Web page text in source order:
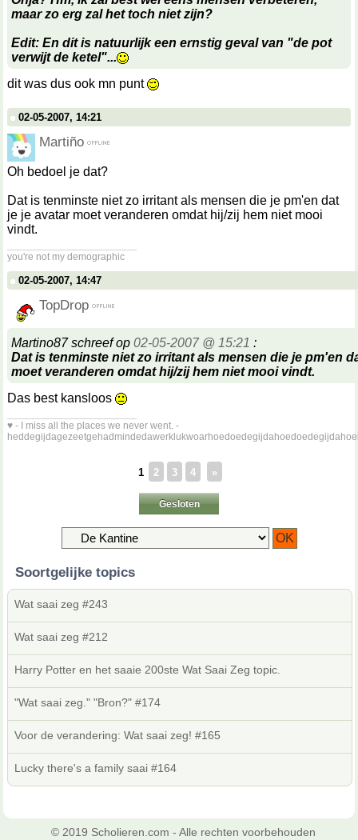
maar zo erg zal het toch niet zijn?
Edit: En dit is natuurlijk een ernstig geval van "de pot
verwijt de ketel"...
dit was dus ook mn punt
02-05-2007, 14:21
Martiño
Oh bedoel je dat?
Dat is tenminste niet zo irritant als mensen die je pm'en dat
je je avatar moet veranderen omdat hij/zij hem niet mooi
vindt.
you're not my demographic
02-05-2007, 14:47
TopDrop
Martino87 schreef op 02-05-2007 @ 15:21 :
Dat is tenminste niet zo irritant als mensen die je pm'en
moet veranderen omdat hij/zij hem niet mooi vindt.
Das best kansloos
♥ - I miss all the places we never went. -
1 2 3 4 »
Gesloten
Soortgelijke topics
Wat saai zeg #243
Wat saai zeg #212
Harry Potter en het saaie 200ste Wat Saai Zeg topic.
"Wat saai zeg." "Bron?" #174
Voor de verandering: Wat saai zeg! #165
Lucky there's a family saai #164
© 2019 Scholieren.com - Alle rechten voorbehouden